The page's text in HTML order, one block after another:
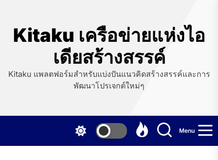
contentKitaku เครือข่ายแห่งไอ
เดียสร้างสรรค์
Kitaku แพลตฟอร์มสำหรับแบ่งปันแนวคิดสร้างสรรค์และการ
พัฒนาโปรเจกต์ใหม่ๆ
Menu